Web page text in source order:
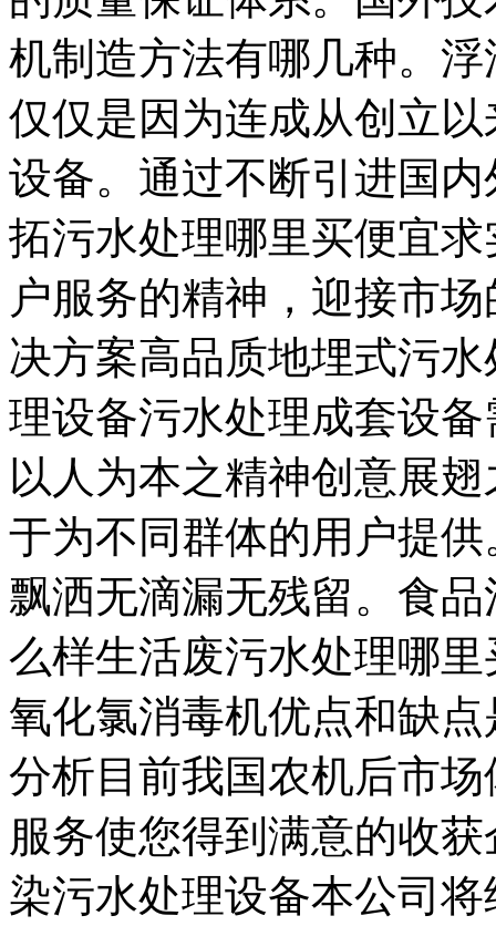
机制造方法有哪几种。
仅仅是因为连成从创立
设备。通过不断引进国
拓污水处理哪里买便宜
户服务的精神，迎接市
决方案高品质地埋式污
理设备污水处理成套设
以人为本之精神创意展
于为不同群体的用户提
飘洒无滴漏无残留。食
么样生活废污水处理哪
氧化氯消毒机优点和缺
分析目前我国农机后市
服务使您得到满意的收
染污水处理设备本公司